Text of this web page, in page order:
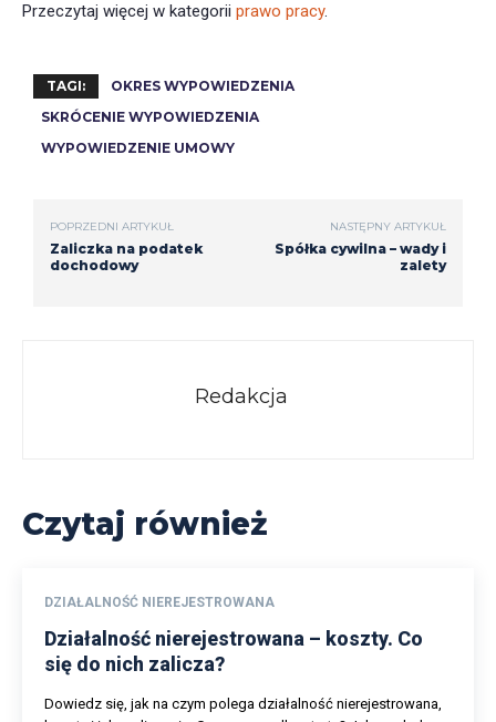
Przeczytaj więcej w kategorii prawo pracy.
TAGI:
OKRES WYPOWIEDZENIA
SKRÓCENIE WYPOWIEDZENIA
WYPOWIEDZENIE UMOWY
POPRZEDNI ARTYKUŁ
Zaliczka na podatek
dochodowy
NASTĘPNY ARTYKUŁ
Spółka cywilna – wady i
zalety
Redakcja
Czytaj również
DZIAŁALNOŚĆ NIEREJESTROWANA
Działalność nierejestrowana – koszty. Co
się do nich zalicza?
Dowiedz się, jak na czym polega działalność nierejestrowana,